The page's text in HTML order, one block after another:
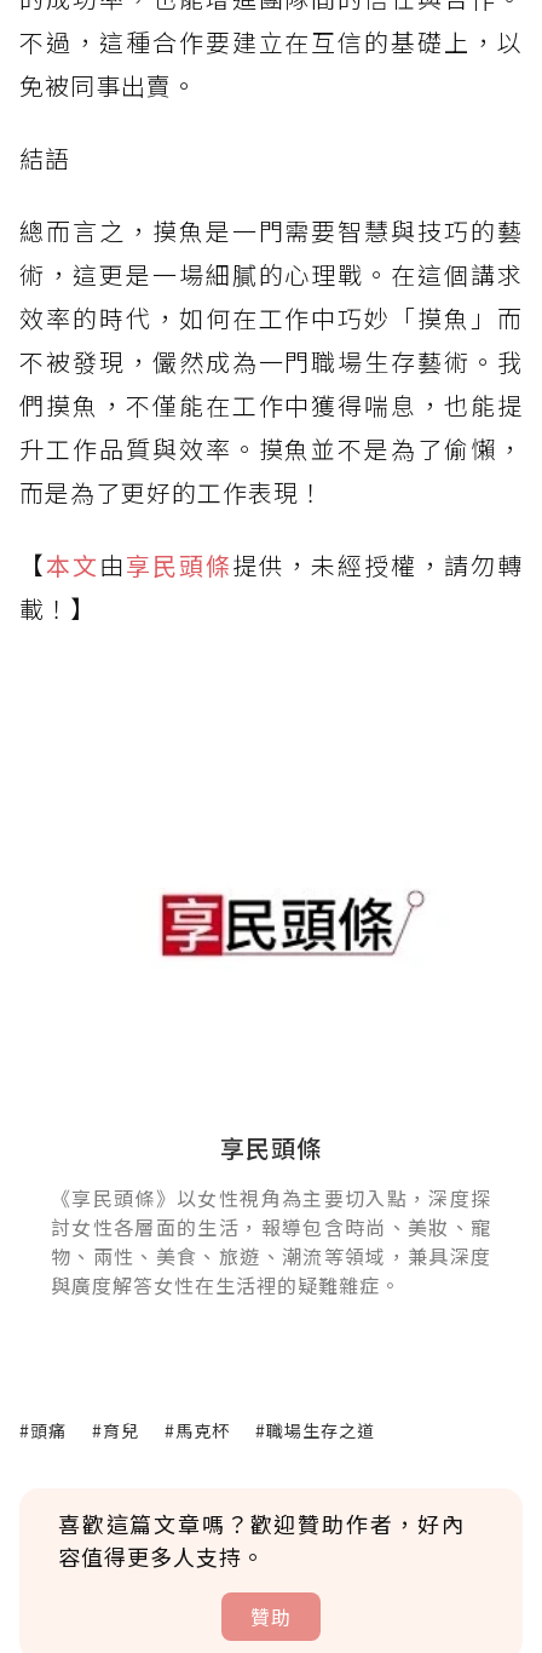
不過，這種合作要建立在互信的基礎上，以
免被同事出賣。
結語
總而言之，摸魚是一門需要智慧與技巧的藝
術，這更是一場細膩的心理戰。在這個講求
效率的時代，如何在工作中巧妙「摸魚」而
不被發現，儼然成為一門職場生存藝術。我
們摸魚，不僅能在工作中獲得喘息，也能提
升工作品質與效率。摸魚並不是為了偷懶，
而是為了更好的工作表現！
【本文由享民頭條提供，未經授權，請勿轉
載！】
享民頭條
《享民頭條》以女性視角為主要切入點，深度探
討女性各層面的生活，報導包含時尚、美妝、寵
物、兩性、美食、旅遊、潮流等領域，兼具深度
與廣度解答女性在生活裡的疑難雜症。
#頭痛 #育兒 #馬克杯 #職場生存之道
喜歡這篇文章嗎？歡迎贊助作者，好內
容值得更多人支持。
贊助